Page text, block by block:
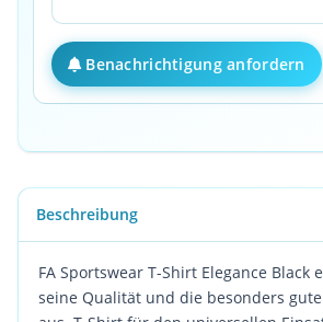
Benachrichtigung anfordern
Beschreibung
FA Sportswear T-Shirt Elegance Black
seine Qualität und die besonders